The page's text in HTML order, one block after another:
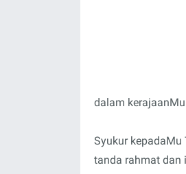
dalam kerajaanMu
Syukur
tanda rahmat dan